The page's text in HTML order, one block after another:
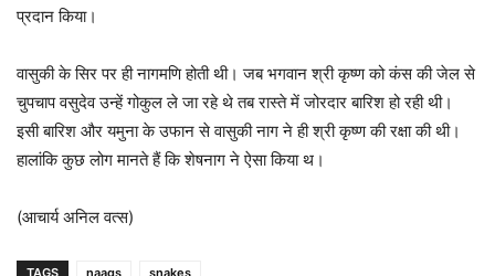
प्रदान किया।
वासुकी के सिर पर ही नागमणि होती थी। जब भगवान श्री कृष्ण को कंस की जेल से
चुपचाप वसुदेव उन्हें गोकुल ले जा रहे थे तब रास्ते में जोरदार बारिश हो रही थी।
इसी बारिश और यमुना के उफान से वासुकी नाग ने ही श्री कृष्ण की रक्षा की थी।
हालांकि कुछ लोग मानते हैं कि शेषनाग ने ऐसा किया थ।
(आचार्य अनिल वत्स)